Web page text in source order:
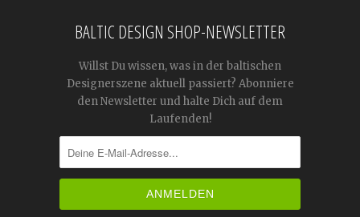
BALTIC DESIGN SHOP-NEWSLETTER
Willst Du wissen, was in der baltischen
Designerszene aktuell passiert? Abonniere
den Newsletter und halte Dich auf dem
Laufenden!